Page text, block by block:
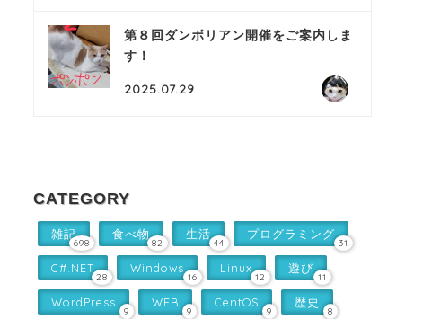
第８回ダンボリアン開催をご案内しま
す！
2025.07.29
CATEGORY
雑記
698
食べ物
82
生活
44
プログラミング
31
C#.NET
28
Windows
16
Linux
12
遊び
11
WordPress
9
WEB
9
CentOS
9
歴史
8